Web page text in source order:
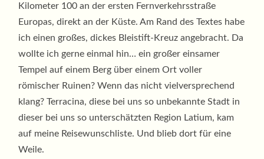
Kilometer 100 an der ersten Fernverkehrsstraße
Europas, direkt an der Küste. Am Rand des Textes habe
ich einen großes, dickes Bleistift-Kreuz angebracht. Da
wollte ich gerne einmal hin… ein großer einsamer
Tempel auf einem Berg über einem Ort voller
römischer Ruinen? Wenn das nicht vielversprechend
klang? Terracina, diese bei uns so unbekannte Stadt in
dieser bei uns so unterschätzten Region Latium, kam
auf meine Reisewunschliste. Und blieb dort für eine
Weile.